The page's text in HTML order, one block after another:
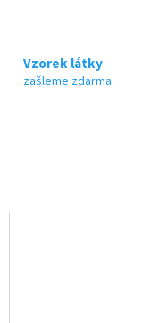
Vzorek látky
zašleme zdarma